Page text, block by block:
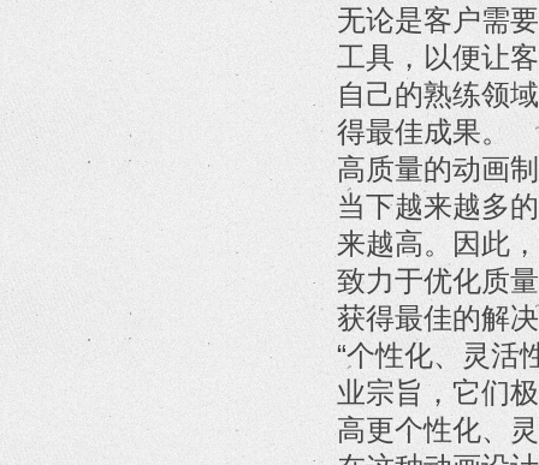
无论是客户需
工具，以便让
自己的熟练领
得最佳成果。
高质量的动画
当下越来越多
来越高。因此
致力于优化质
获得最佳的解
“个性化、灵活
业宗旨，它们
高更个性化、